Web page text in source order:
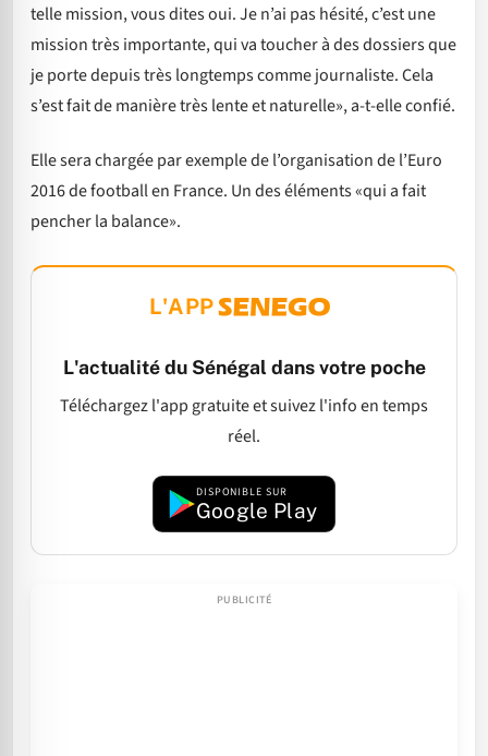
telle mission, vous dites oui. Je n’ai pas hésité, c’est une
mission très importante, qui va toucher à des dossiers que
je porte depuis très longtemps comme journaliste. Cela
s’est fait de manière très lente et naturelle», a-t-elle confié.
Elle sera chargée par exemple de l’organisation de l’Euro
2016 de football en France. Un des éléments «qui a fait
pencher la balance».
L'APP
L'actualité du Sénégal dans votre poche
Téléchargez l'app gratuite et suivez l'info en temps
réel.
DISPONIBLE SUR
Google Play